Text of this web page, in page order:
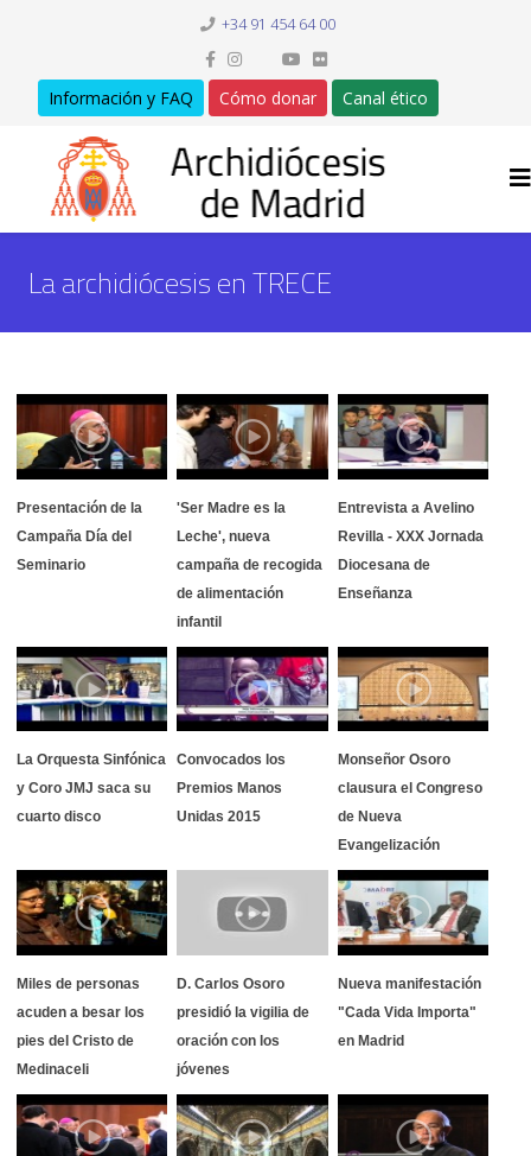
+34 91 454 64 00
Información y FAQ Cómo donar Canal ético
La archidiócesis en TRECE
Presentación de la
Campaña Día del
Seminario
'Ser Madre es la
Leche', nueva
campaña de recogida
de alimentación
infantil
Entrevista a Avelino
Revilla - XXX Jornada
Diocesana de
Enseñanza
La Orquesta Sinfónica
y Coro JMJ saca su
cuarto disco
Convocados los
Premios Manos
Unidas 2015
Monseñor Osoro
clausura el Congreso
de Nueva
Evangelización
Miles de personas
acuden a besar los
pies del Cristo de
Medinaceli
D. Carlos Osoro
presidió la vigilia de
oración con los
jóvenes
Nueva manifestación
"Cada Vida Importa"
en Madrid